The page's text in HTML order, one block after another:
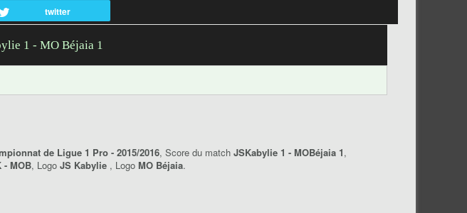
twitter
1 - MO Béjaia 1
de Ligue 1 Pro - 2015/2016, Score du match JSKabylie 1 - MOBéjaia 1,
- MOB, Logo JS Kabylie , Logo MO Béjaia.